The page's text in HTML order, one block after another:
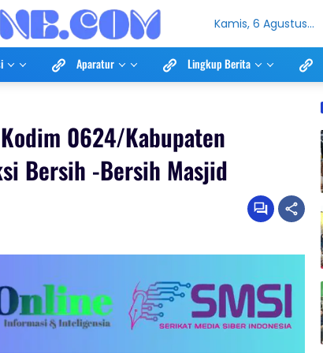
Kamis, 6 Agustus
Aparatur Lingkup Berita
0624/Kabupaten
Bersih -Bersih Masjid